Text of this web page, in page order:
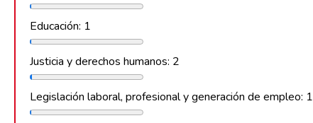
Educación: 1
Justicia y derechos humanos: 2
Legislación laboral, profesional y generación de empleo: 1